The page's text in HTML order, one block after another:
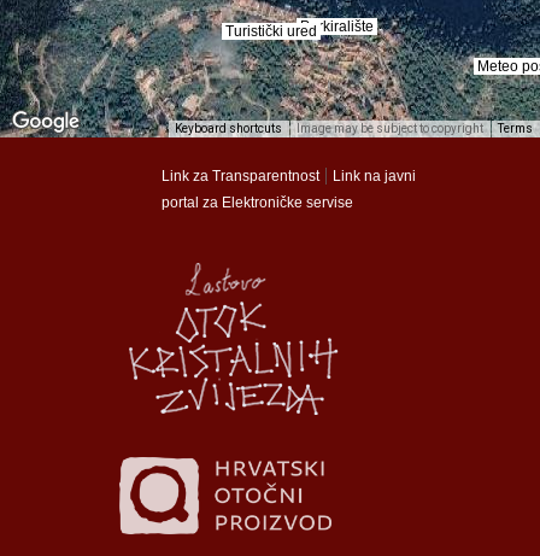
Meteo
Turistički uredParkiralište
Groblje
Meteo
Turistički uredParkiralište
Groblje
Keyboard shortcuts Image may be subject to copyright Terms
Link za Transparentnost| Link na javni
portal za Elektroničke servise